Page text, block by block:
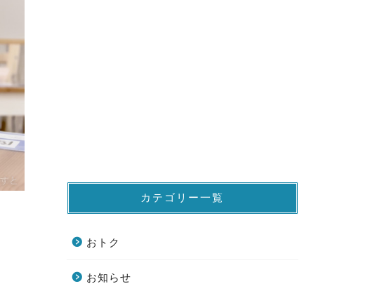
カテゴリー一覧
おトク
お知らせ